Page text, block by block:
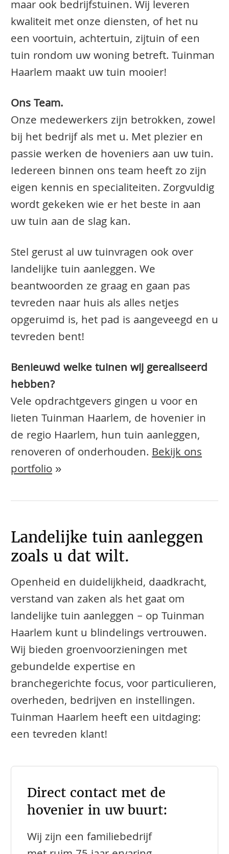
maar ook bedrijfstuinen. Wij leveren
kwaliteit met onze diensten, of het nu
een voortuin, achtertuin, zijtuin of een
tuin rondom uw woning betreft. Tuinman
Haarlem maakt uw tuin mooier!
Ons Team.
Onze medewerkers zijn betrokken, zowel
bij het bedrijf als met u. Met plezier en
passie werken de hoveniers aan uw tuin.
Iedereen binnen ons team heeft zo zijn
eigen kennis en specialiteiten. Zorgvuldig
wordt gekeken wie er het beste in aan
uw tuin aan de slag kan.
Stel gerust al uw tuinvragen ook over
landelijke tuin aanleggen. We
beantwoorden ze graag en gaan pas
tevreden naar huis als alles netjes
opgeruimd is, het pad is aangeveegd en u
tevreden bent!
Benieuwd welke tuinen wij gerealiseerd
hebben?
Vele opdrachtgevers gingen u voor en
lieten Tuinman Haarlem, de hovenier in
de regio Haarlem, hun tuin aanleggen,
renoveren of onderhouden.Bekijk ons
portfolio»
Landelijke tuin aanleggen
zoals u dat wilt.
Openheid en duidelijkheid, daadkracht,
verstand van zaken als het gaat om
landelijke tuin aanleggen – op Tuinman
Haarlem kunt u blindelings vertrouwen.
Wij bieden groenvoorzieningen met
gebundelde expertise en
branchegerichte focus, voor particulieren,
overheden, bedrijven en instellingen.
Tuinman Haarlem heeft een uitdaging:
een tevreden klant!
Direct contact met de
hovenier in uw buurt:
Wij zijn een familiebedrijf